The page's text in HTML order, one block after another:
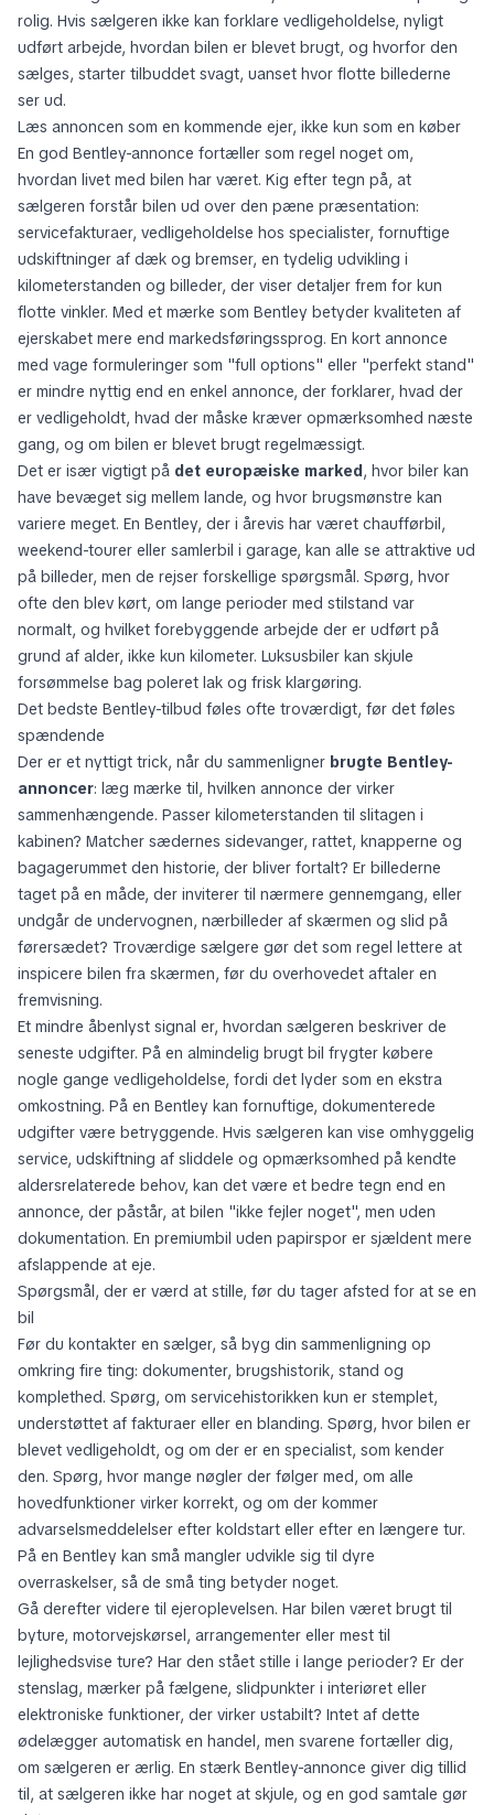
rolig. Hvis sælgeren ikke kan forklare vedligeholdelse, nyligt
udført arbejde, hvordan bilen er blevet brugt, og hvorfor den
sælges, starter tilbuddet svagt, uanset hvor flotte billederne
ser ud.
Læs annoncen som en kommende ejer, ikke kun som en køber
En god Bentley-annonce fortæller som regel noget om,
hvordan livet med bilen har været. Kig efter tegn på, at
sælgeren forstår bilen ud over den pæne præsentation:
servicefakturaer, vedligeholdelse hos specialister, fornuftige
udskiftninger af dæk og bremser, en tydelig udvikling i
kilometerstanden og billeder, der viser detaljer frem for kun
flotte vinkler. Med et mærke som Bentley betyder kvaliteten af
ejerskabet mere end markedsføringssprog. En kort annonce
med vage formuleringer som "full options" eller "perfekt stand"
er mindre nyttig end en enkel annonce, der forklarer, hvad der
er vedligeholdt, hvad der måske kræver opmærksomhed næste
gang, og om bilen er blevet brugt regelmæssigt.
Det er især vigtigt på det europæiske marked, hvor biler kan
have bevæget sig mellem lande, og hvor brugsmønstre kan
variere meget. En Bentley, der i årevis har været chaufførbil,
weekend-tourer eller samlerbil i garage, kan alle se attraktive ud
på billeder, men de rejser forskellige spørgsmål. Spørg, hvor
ofte den blev kørt, om lange perioder med stilstand var
normalt, og hvilket forebyggende arbejde der er udført på
grund af alder, ikke kun kilometer. Luksusbiler kan skjule
forsømmelse bag poleret lak og frisk klargøring.
Det bedste Bentley-tilbud føles ofte troværdigt, før det føles
spændende
Der er et nyttigt trick, når du sammenligner brugte Bentley-
annoncer: læg mærke til, hvilken annonce der virker
sammenhængende. Passer kilometerstanden til slitagen i
kabinen? Matcher sædernes sidevanger, rattet, knapperne og
bagagerummet den historie, der bliver fortalt? Er billederne
taget på en måde, der inviterer til nærmere gennemgang, eller
undgår de undervognen, nærbilleder af skærmen og slid på
førersædet? Troværdige sælgere gør det som regel lettere at
inspicere bilen fra skærmen, før du overhovedet aftaler en
fremvisning.
Et mindre åbenlyst signal er, hvordan sælgeren beskriver de
seneste udgifter. På en almindelig brugt bil frygter købere
nogle gange vedligeholdelse, fordi det lyder som en ekstra
omkostning. På en Bentley kan fornuftige, dokumenterede
udgifter være betryggende. Hvis sælgeren kan vise omhyggelig
service, udskiftning af sliddele og opmærksomhed på kendte
aldersrelaterede behov, kan det være et bedre tegn end en
annonce, der påstår, at bilen "ikke fejler noget", men uden
dokumentation. En premiumbil uden papirspor er sjældent mere
afslappende at eje.
Spørgsmål, der er værd at stille, før du tager afsted for at se en
bil
Før du kontakter en sælger, så byg din sammenligning op
omkring fire ting: dokumenter, brugshistorik, stand og
komplethed. Spørg, om servicehistorikken kun er stemplet,
understøttet af fakturaer eller en blanding. Spørg, hvor bilen er
blevet vedligeholdt, og om der er en specialist, som kender
den. Spørg, hvor mange nøgler der følger med, om alle
hovedfunktioner virker korrekt, og om der kommer
advarselsmeddelelser efter koldstart eller efter en længere tur.
På en Bentley kan små mangler udvikle sig til dyre
overraskelser, så de små ting betyder noget.
Gå derefter videre til ejeroplevelsen. Har bilen været brugt til
byture, motorvejskørsel, arrangementer eller mest til
lejlighedsvise ture? Har den stået stille i lange perioder? Er der
stenslag, mærker på fælgene, slidpunkter i interiøret eller
elektroniske funktioner, der virker ustabilt? Intet af dette
ødelægger automatisk en handel, men svarene fortæller dig,
om sælgeren er ærlig. En stærk Bentley-annonce giver dig tillid
til, at sælgeren ikke har noget at skjule, og en god samtale gør